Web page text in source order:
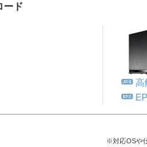
ード
高
※対応OSや